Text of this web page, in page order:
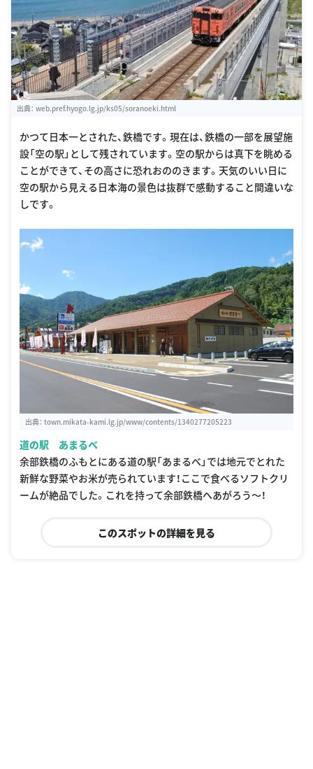
出典： web.pref.hyogo.lg.jp/ks05/soranoeki.html
かつて日本一とされた、鉄橋です。現在は、鉄橋の一部を展望施
設「空の駅」として残されています。空の駅からは真下を眺める
ことができて、その高さに恐れおののきます。天気のいい日に
空の駅から見える日本海の景色は抜群で感動すること間違いな
しです。
出典： town.mikata-kami.lg.jp/www/contents/1340277205223
道の駅 あまるべ
余部鉄橋のふもとにある道の駅「あまるべ」では地元でとれた
新鮮な野菜やお米が売られています！ここで食べるソフトクリ
ームが絶品でした。これを持って余部鉄橋へあがろう〜！
このスポットの詳細を見る